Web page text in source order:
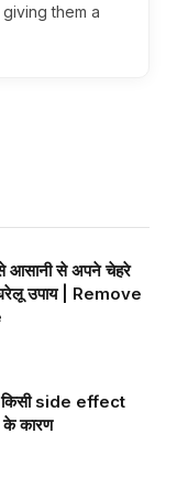
them a
से अपने चेहरे
उपाय | Remove
side effect
कारण